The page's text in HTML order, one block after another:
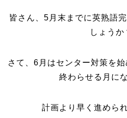
皆さん、5月末までに英熟語
しょうか
さて、6月はセンター対策を
終わらせる月に
計画より早く進めら